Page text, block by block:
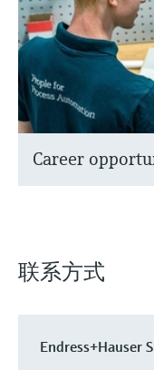
Career
联系方式
Endress+Hauser